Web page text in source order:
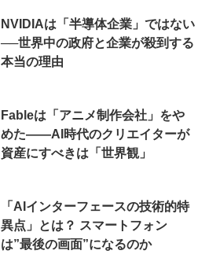
NVIDIAは「半導体企業」ではない
──世界中の政府と企業が殺到する
本当の理由
Fableは「アニメ制作会社」をや
めた――AI時代のクリエイターが
資産にすべきは「世界観」
「AIインターフェースの技術的特
異点」とは？ スマートフォン
は”最後の画面”になるのか